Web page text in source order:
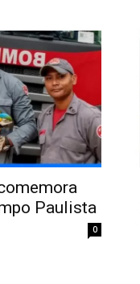
Paulista
0